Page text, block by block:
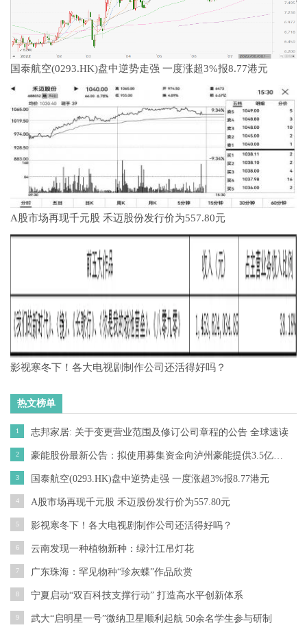
国泰航空(0293.HK)盘中逆势走强 一度涨超3%报8.77港元
A股市场再现千元股 禾迈股份发行价为557.80元
影视寒冬下！各大电视剧制作公司还活得好吗？
热文榜单
1 志邦家居: 关于变更营业范围及修订公司章程的公告 全球速读
2 豪能股份最新公告：拟使用募集资金向泸州豪能提供3.5亿元无息借款 用于“汽车差速器总成生产基地建设项目一期工程”
3 国泰航空(0293.HK)盘中逆势走强 一度涨超3%报8.77港元
4 A股市场再现千元股 禾迈股份发行价为557.80元
5 影视寒冬下！各大电视剧制作公司还活得好吗？
6 云南发现一种植物新种：绿汁江吊灯花
7 广东珠海：罕见物种“珍灰蝶”作品欣赏
8 宁夏启动“双百科技支撑行动” 打造高水平创新体系
9 武大“启明星一号”微纳卫星顺利起航 50余名学生参与研制